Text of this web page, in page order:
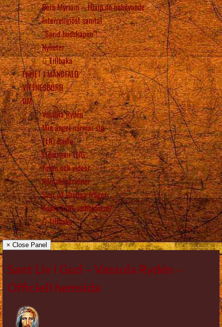
Beth Myriam – Hjälp de behövande
Interreligiöst samtal
“Sprid budskapen”!
Nyheter
Tillbaka
ENHET I MÅNGFALD
VITTNESBÖRD
OM
Vassula Rydén
Min ängel närmar sig
TLIG Radio
Tidningen TLIG
Foton och videor
Kontaktpersoner
Svar på vanliga frågor
Andra SLIG-webbplatser
Tillbaka
× Close Panel
Sant Liv i Gud – Vassula Rydén –
Officiell hemsida